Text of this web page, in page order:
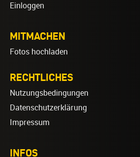
Einloggen
MITMACHEN
Fotos hochladen
RECHTLICHES
Nutzungsbedingungen
Datenschutzerklärung
Impressum
INFOS